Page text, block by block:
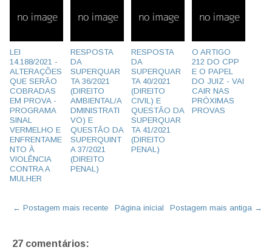
LEI
14.188/2021 -
ALTERAÇÕES
QUE SERÃO
COBRADAS
EM PROVA -
PROGRAMA
SINAL
VERMELHO E
ENFRENTAME
NTO À
VIOLÊNCIA
CONTRA A
MULHER
RESPOSTA
DA
SUPERQUAR
TA 36/2021
(DIREITO
AMBIENTAL/A
DMINISTRATI
VO) E
QUESTÃO DA
SUPERQUINT
A 37/2021
(DIREITO
PENAL)
RESPOSTA
DA
SUPERQUAR
TA 40/2021
(DIREITO
CIVIL) E
QUESTÃO DA
SUPERQUAR
TA 41/2021
(DIREITO
PENAL)
O ARTIGO
212 DO CPP
E O PAPEL
DO JUIZ - VAI
CAIR NAS
PRÓXIMAS
PROVAS
← Postagem mais recente Postagem mais antiga →
Página inicial
27 comentários: